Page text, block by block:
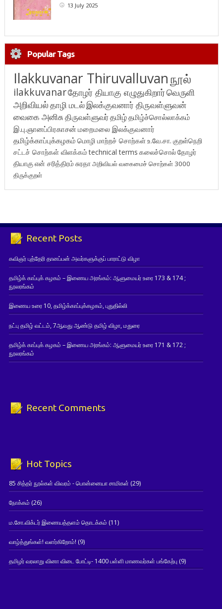
13 July 2025
Popular Tags
Ilakkuvanar Thiruvalluvanநூல்
ilakkuvanarதோழர் தியாகு எழுதுகிறார்வெருளி
அறிவியல்தாழி மடல்இலக்குவனார் திருவள்ளுவன்
வைகை அனிசுதிருவள்ளுவர்தமிழ்தமிழ்ச்சொல்லாக்கம்
இ.பு.ஞானப்பிரகாசன் மறைமலை இலக்குவனார்
தமிழ்க்காப்புக்கழகம் மொழி மாற்றச் சொற்கள்உ.வே.சா. குறள்நெறி
சட்டச் சொற்கள் விளக்கம்technical terms கலைச்சொல்தோழர்
தியாகுஎன் சரித்திரம்சுரதாஅறிவியல் வகைமைச் சொற்கள் 3000
திருக்குறள்
Recent Posts
கவிஞர் புத்தேரி தானப்பன் அவர்களுக்குப் பாராட்டு விழா
தமிழ்க் காப்புக் கழகம் – இணைய அரங்கம்: ஆளுமையர் உரை 173 & 174 ;
நூலரங்கம்
இணைய உரை 10, தமிழ்க்காப்புக்கழகம், புதுதில்லி
நட்பு தமிழ் வட்டம், 7ஆவது ஆண்டு தமிழ் விழா, மதுரை
தமிழ்க் காப்புக் கழகம் – இணைய அரங்கம்: ஆளுமையர் உரை 171 & 172 ;
நூலரங்கம்
Recent Comments
Hot Topics
85 சித்தர் நூல்கள் விவரம் - பொன்னையா சாமிகள் (29)
நோக்கம் (26)
ம.சோ.விக்டர் இணையத்தளம் தொடக்கம் (11)
வாழ்த்துங்கள்! வளர்கிறோம்! (9)
தமிழர் வரலாறு வினா விடை போட்டி- 1400 பள்ளி மாணவர்கள் பங்கேற்பு(9)